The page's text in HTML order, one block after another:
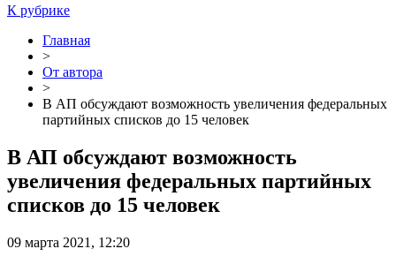
К рубрике
Главная
>
От автора
>
В АП обсуждают возможность увеличения федеральных
партийных списков до 15 человек
В АП обсуждают возможность
увеличения федеральных партийных
списков до 15 человек
09 марта 2021, 12:20